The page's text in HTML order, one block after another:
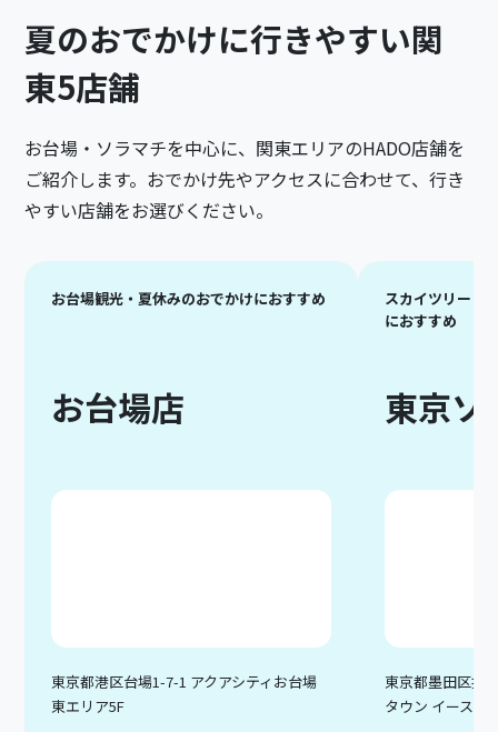
夏のおでかけに行きやすい関
東5店舗
お台場・ソラマチを中心に、関東エリアのHADO店舗を
ご紹介します。おでかけ先やアクセスに合わせて、行き
やすい店舗をお選びください。
お台場観光・夏休みのおでかけにおすすめ
お台場店
東京都港区台場1-7-1 アクアシティお台場
東エリア5F
スカイツリー・
におすすめ
東京ソ
東京都墨田区押
タウン イースト